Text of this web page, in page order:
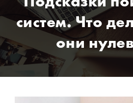
систем. Что
они